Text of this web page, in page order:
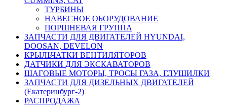
ТУРБИНЫ
НАВЕСНОЕ ОБОРУДОВАНИЕ
ПОРШНЕВАЯ ГРУППА
ЗАПЧАСТИ ДЛЯ ДВИГАТЕЛЕЙ HYUNDAI,
DOOSAN, DEVELON
КРЫЛЬЧАТКИ ВЕНТИЛЯТОРОВ
ДАТЧИКИ ДЛЯ ЭКСКАВАТОРОВ
ШАГОВЫЕ МОТОРЫ, ТРОСЫ ГАЗА, ГЛУШИЛКИ
ЗАПЧАСТИ ДЛЯ ДИЗЕЛЬНЫХ ДВИГАТЕЛЕЙ
(Екатеринбург-2)
РАСПРОДАЖА